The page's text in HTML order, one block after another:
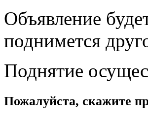
Объявление
поднимется
Поднятие
Пожалуйста, скажите